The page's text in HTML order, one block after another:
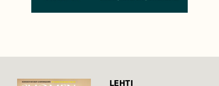
LEHTI